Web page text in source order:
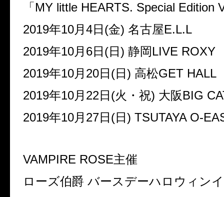
「 MY little HEARTS. Special Edition
2019年10月 4日 (金) 名古屋E.L.L
2019年10月 6日 (日 ) 静岡 LIVE ROXY
2019年10月 20日 (日 ) 高松GET HALL
2019年10月 22日 (火・祝) 大阪BIG
2019年10月 27日 (日 ) TSUTAYA O-
VAMPIRE ROSE主催
ローズ伯爵 バースデーハロウィン